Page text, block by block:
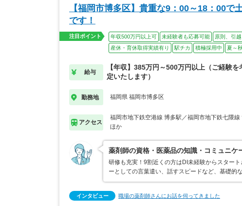
【福岡市博多区】貴重な9：00～18：00
です！
注目ポイント 年収500万円以上可 未経験者も応募可能 原則、引
産休・育休取得実績有り
駅チカ 積極採用中 夏～
給与
【年収】385万円～500万円以上（ご経験を
定いたします）
勤務地 福岡県 福岡市博多区
アクセス
福岡市地下鉄空港線 博多駅／福岡市地下鉄七隈
ほか
薬剤師の資格・医薬品の知識・コミュニケ
研修も充実！9割近くの方はDI未経験からスター
ーとしての言葉遣い、話すスピードなど、基礎
インタビュー 職場の薬剤師さんにお話を伺ってきました